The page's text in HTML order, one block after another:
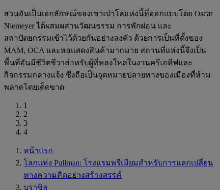
สวนอันเป็นเอกลักษณ์ของเซาเปาโลแห่งนี้ที่ออกแบบโดย Oscar
Niemeyer ได้ผสมผสานวัฒนธรรม การพักผ่อน และ
สถาปัตยกรรมเข้าไว้ด้วยกันอย่างลงตัว ด้วยการเป็นที่ตั้งของ
MAM, OCA และหอแสดงสินค้ามากมาย สถานที่แห่งนี้จึงเป็น
พื้นที่อันมีชีวิตชีวาสำหรับผู้ที่หลงใหลในงานครีเอทีฟและ
กิจกรรมกลางแจ้ง ซึ่งถือเป็นจุดหมายปลายทางของเมืองที่ห้าม
พลาดโดยเด็ดขาด
1
2
3
4
หน้าแรก
โลกแห่ง Pullman: โรงแรมพรีเมียมสำหรับการแลกเปลี่ยน
ทางความคิดอย่างสร้างสรรค์
บราซิล